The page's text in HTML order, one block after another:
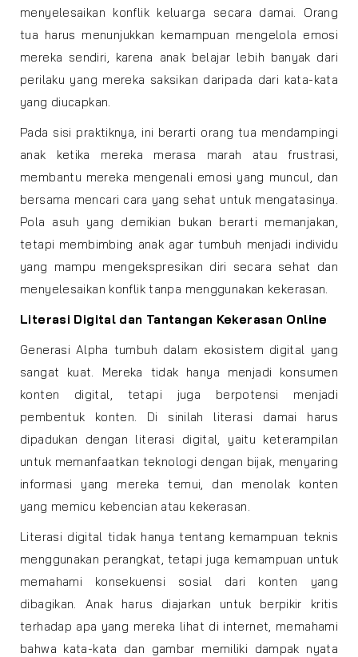
menyelesaikan konflik keluarga secara damai. Orang
tua harus menunjukkan kemampuan mengelola emosi
mereka sendiri, karena anak belajar lebih banyak dari
perilaku yang mereka saksikan daripada dari kata-kata
yang diucapkan.
Pada sisi praktiknya, ini berarti orang tua mendampingi
anak ketika mereka merasa marah atau frustrasi,
membantu mereka mengenali emosi yang muncul, dan
bersama mencari cara yang sehat untuk mengatasinya.
Pola asuh yang demikian bukan berarti memanjakan,
tetapi membimbing anak agar tumbuh menjadi individu
yang mampu mengekspresikan diri secara sehat dan
menyelesaikan konflik tanpa menggunakan kekerasan.
Literasi Digital dan Tantangan Kekerasan Online
Generasi Alpha tumbuh dalam ekosistem digital yang
sangat kuat. Mereka tidak hanya menjadi konsumen
konten digital, tetapi juga berpotensi menjadi
pembentuk konten. Di sinilah literasi damai harus
dipadukan dengan literasi digital, yaitu keterampilan
untuk memanfaatkan teknologi dengan bijak, menyaring
informasi yang mereka temui, dan menolak konten
yang memicu kebencian atau kekerasan.
Literasi digital tidak hanya tentang kemampuan teknis
menggunakan perangkat, tetapi juga kemampuan untuk
memahami konsekuensi sosial dari konten yang
dibagikan. Anak harus diajarkan untuk berpikir kritis
terhadap apa yang mereka lihat di internet, memahami
bahwa kata-kata dan gambar memiliki dampak nyata